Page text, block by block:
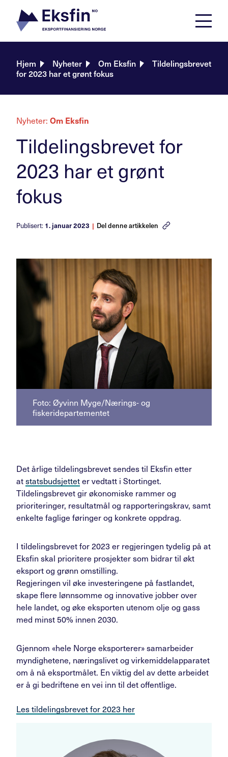
content
Hjem Nyheter Om Eksfin
Tildelingsbrevet
for 2023 har et grønt fokus
Nyheter: Om Eksfin
Tildelingsbrevet for
2023 har et grønt
fokus
Publisert: 1. januar 2023 | Del denne artikkelen
Foto: Øyvinn Myge/Nærings- og
fiskeridepartementet
Det årlige tildelingsbrevet sendes til Eksfin etter
atstatsbudsjetteter vedtatt i Stortinget.
Tildelingsbrevet gir økonomiske rammer og
prioriteringer, resultatmål og rapporteringskrav, samt
enkelte faglige føringer og konkrete oppdrag.
I tildelingsbrevet for 2023 er regjeringen tydelig på at
Eksfin skal prioritere prosjekter som bidrar til økt
eksport og grønn omstilling.
Regjeringen vil øke investeringene på fastlandet,
skape flere lønnsomme og innovative jobber over
hele landet, og øke eksporten utenom olje og gass
med minst 50% innen 2030.
Gjennom «hele Norge eksporterer» samarbeider
myndighetene, næringslivet og virkemiddelapparatet
om å nå eksportmålet. En viktig del av dette arbeidet
er å gi bedriftene en vei inn til det offentlige.
Les tildelingsbrevet for 2023 her